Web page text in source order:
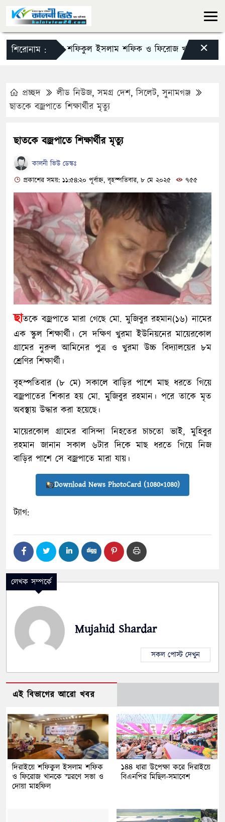
শিরোনাম :
দিরাইয়ে শফিকুল ইসলাম শফিক ও ফিরোজ খানকে স্মরণে সভা
×
প্রচ্ছদ লীড নিউজ,সমগ্র দেশ,সিলেট,সুনামগঞ্জ
ছাতকে বজ্রপাতে শিক্ষার্থীর মৃত্যু
ছাতকে বজ্রপাতে শিক্ষার্থীর মৃত্যু
কালনী ভিউ ডেস্কঃ
প্রকাশের সময়: ১১:৫৪:২০ পূর্বাহ্ন, বৃহস্পতিবার, ৮ মে ২০২৫
৭৫৫
ছাতকে বজ্রপাতে মারা গেছে মো. মুজিবুর রহমান(১৬) নামের
এক স্কুল শিক্ষার্থী। সে দক্ষিণ খুরমা ইউনিয়নের মায়েরকোল
গ্রামের নুরুল আমিনের পুত্র ও খুরমা উচ্চ বিদ্যালয়ের ৮ম
শ্রেণির শিক্ষার্থী।
বৃহস্পতিবার (৮ মে) সকালে বাড়ির পাশে মাছ ধরতে গিয়ে
বজ্রপাতের শিকার হয় মো. মুজিবুর রহমান। পরে তাকে মৃত
অবস্থায় উদ্ধার করা হয়েছে।
মায়েরকোল গ্রামের বাসিন্দা নিহতের চাচতো ভাই, মুহিবুর
রহমান জানান সকাল ৬টার দিকে মাছ ধরতে গিয়ে নিজ
বাড়ির পাশে সে বজ্রপাতে মারা যায়।
Download News PhotoCard (1080×1080)
ট্যাগ:
লেখক সম্পর্কে
Mujahid Shardar
সকল পোস্ট দেখুন
এই বিভাগের আরো খবর
দিরাইয়ে শফিকুল ইসলাম শফিক
ও ফিরোজ খানকে স্মরণে সভা ও
দোয়া মাহফিল
১৪৪ ধারা উপেক্ষা করে দিরাইয়ে
বিএনপির মিছিল-সমাবেশ